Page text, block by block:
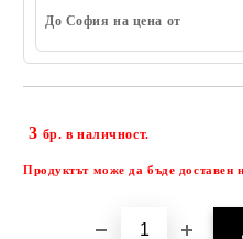
До София на цена от
3 бр. в наличност.
Продуктът може да бъде доставен